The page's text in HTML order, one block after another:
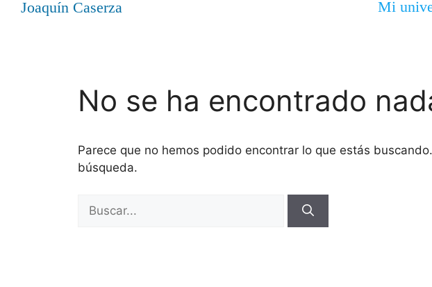
Joaquín Caserza Mi
No se ha encontrado
Parece que no hemos podido encontrar lo que estás
búsqueda.